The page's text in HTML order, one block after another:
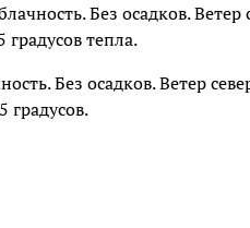
Без осадков.
тепла.
Без осадков. Ветер
градусов.